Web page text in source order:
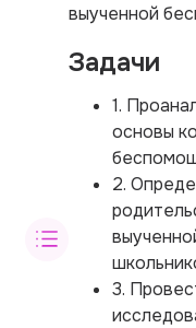
выученной
Задачи
1.
основы
2.
3.